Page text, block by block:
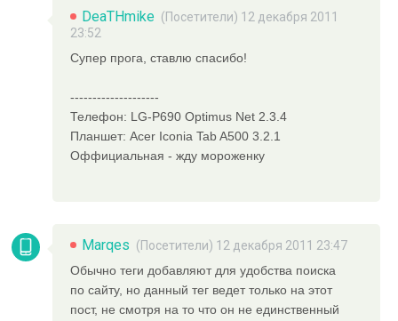
DeaTHmike (Посетители) 12 декабря 2011
23:52
Супер прога, ставлю спасибо!
--------------------
Телефон: LG-P690 Optimus Net 2.3.4
Планшет: Acer Iconia Tab A500 3.2.1
Оффициальная - жду мороженку
Marqes (Посетители) 12 декабря 2011 23:47
Обычно теги добавляют для удобства поиска
по сайту, но данный тег ведет только на этот
пост, не смотря на то что он не единственный